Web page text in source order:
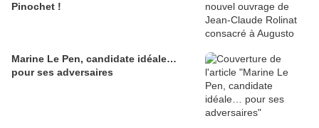
Pinochet !
Marine Le Pen, candidate idéale…
pour ses adversaires